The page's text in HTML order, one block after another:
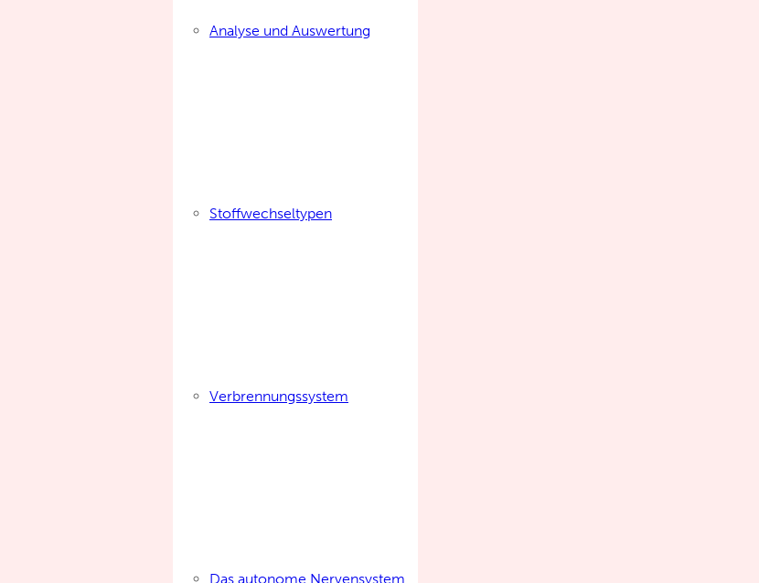
Analyse und Auswertung
Stoffwechseltypen
Verbrennungssystem
Das autonome Nervensystem